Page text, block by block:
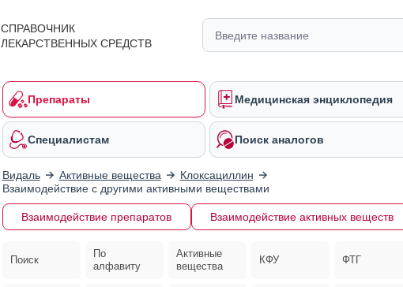
СПРАВОЧНИК
ЛЕКАРСТВЕННЫХ СРЕДСТВ
Препараты Медицинская энциклопедия
Специалистам Поиск аналогов
Видаль Активные вещества
Клоксациллин
Взаимодействие с другими активными веществами
Взаимодействие препаратов Взаимодействие активных веществ
Поиск
По
алфавиту
Активные
вещества
КФУ ФТГ